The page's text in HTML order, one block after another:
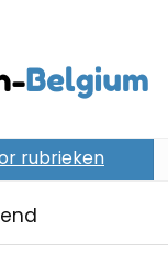
rubrieken